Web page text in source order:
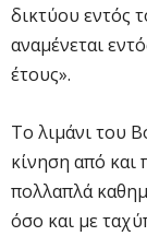
δικτύου εντός
αναμένεται
έτους».
Το λιμάνι του
κίνηση από
πολλαπλά
όσο και με